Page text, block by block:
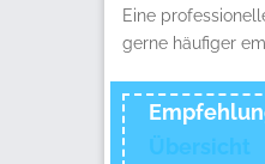
Eine
gerne häufiger
Übersicht